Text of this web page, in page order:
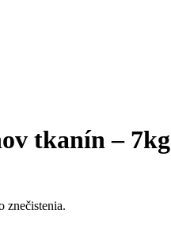
tkanín – 7kg
znečistenia.